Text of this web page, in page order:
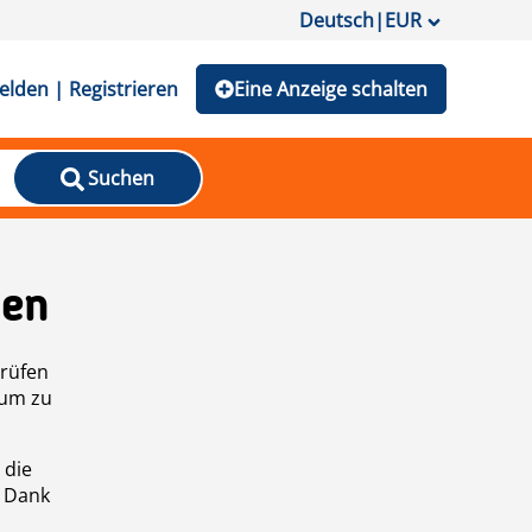
Deutsch|EUR
| Registrieren Eine Anzeige schalten
Suchen
zu
die